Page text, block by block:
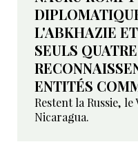
L'ABKHAZIE
SEULS
ENTITÉS
Restent la Russie,
Nicaragua.